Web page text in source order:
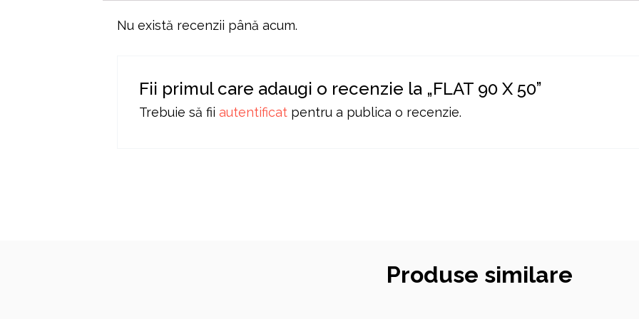
Nu există recenzii până acum.
Fii primul care adaugi o recenzie la „FLAT 90 X 50”
Trebuie să fiiautentificat pentru a publica o recenzie.
Produse similare